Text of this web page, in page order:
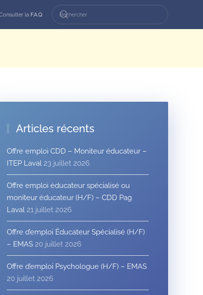
la F.A.Q
Articles récents
Offre emploi CDD – Moniteur éducateur –
ITEP Laval 23 juillet 2026
Offre emploi éducateur spécialisé ou
moniteur éducateur (H/F) – CDD Pag
Laval 21 juillet 2026
Offre d’emploi Éducateur Spécialisé (H/F)
– EMAS 20 juillet 2026
Offre d’emploi Psychologue (H/F) – EMAS
20 juillet 2026